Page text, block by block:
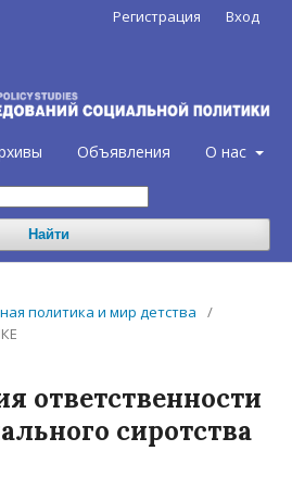
Объявления О нас
Найти
Регистрация Вход
политика и мир детства
/
ответственности
сиротства